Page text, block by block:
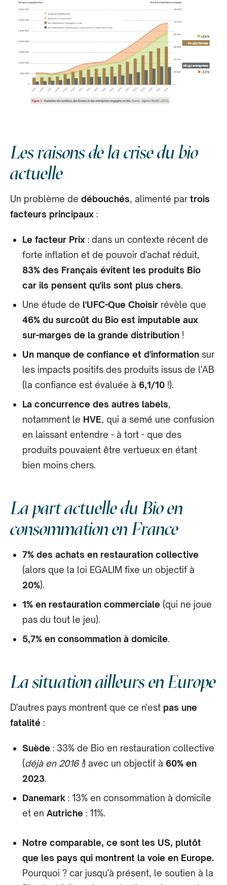
Les raisons de la crise du bio
actuelle
Un problème de débouchés, alimenté par trois
facteurs principaux :
Le facteur Prix : dans un contexte récent de
forte inflation et de pouvoir d'achat réduit,
83% des Français évitent les produits Bio
car ils pensent qu'ils sont plus chers.
Une étude de l'UFC-Que Choisir révèle que
46% du surcoût du Bio est imputable aux
sur-marges de la grande distribution !
Un manque de confiance et d'information sur
les impacts positifs des produits issus de l'AB
(la confiance est évaluée à 6,1/10 !).
La concurrence des autres labels,
notamment le HVE, qui a semé une confusion
en laissant entendre - à tort - que des
produits pouvaient être vertueux en étant
bien moins chers.
La part actuelle du Bio en
consommation en France
7% des achats en restauration collective
(alors que la loi EGALIM fixe un objectif à
20%).
1% en restauration commerciale (qui ne joue
pas du tout le jeu).
5,7% en consommation à domicile.
La situation ailleurs en Europe
D'autres pays montrent que ce n'est pas une
fatalité :
Suède : 33% de Bio en restauration collective
(déjà en 2016 !) avec un objectif à 60% en
2023.
Danemark : 13% en consommation à domicile
et en Autriche : 11%.
Notre comparable, ce sont les US, plutôt
que les pays qui montrent la voie en Europe.
Pourquoi ? car jusqu'à présent, le soutien à la